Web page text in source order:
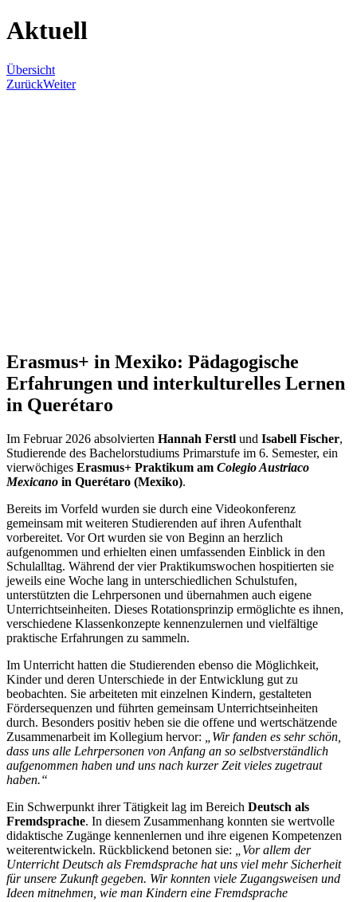
Aktuell
Übersicht
ZurückWeiter
Erasmus+ in Mexiko: Pädagogische
Erfahrungen und interkulturelles Lernen
in Querétaro
Im Februar 2026 absolvierten Hannah Ferstl und Isabell Fischer,
Studierende des Bachelorstudiums Primarstufe im 6. Semester, ein
vierwöchiges Erasmus+ Praktikum am Colegio Austriaco
Mexicano in Querétaro (Mexiko).
Bereits im Vorfeld wurden sie durch eine Videokonferenz
gemeinsam mit weiteren Studierenden auf ihren Aufenthalt
vorbereitet. Vor Ort wurden sie von Beginn an herzlich
aufgenommen und erhielten einen umfassenden Einblick in den
Schulalltag. Während der vier Praktikumswochen hospitierten sie
jeweils eine Woche lang in unterschiedlichen Schulstufen,
unterstützten die Lehrpersonen und übernahmen auch eigene
Unterrichtseinheiten. Dieses Rotationsprinzip ermöglichte es ihnen,
verschiedene Klassenkonzepte kennenzulernen und vielfältige
praktische Erfahrungen zu sammeln.
Im Unterricht hatten die Studierenden ebenso die Möglichkeit,
Kinder und deren Unterschiede in der Entwicklung gut zu
beobachten. Sie arbeiteten mit einzelnen Kindern, gestalteten
Fördersequenzen und führten gemeinsam Unterrichtseinheiten
durch. Besonders positiv heben sie die offene und wertschätzende
Zusammenarbeit im Kollegium hervor:
„Wir fanden es sehr schön,
dass uns alle Lehrpersonen von Anfang an so selbstverständlich
aufgenommen haben und uns nach kurzer Zeit vieles zugetraut
haben.“
Ein Schwerpunkt ihrer Tätigkeit lag im Bereich Deutsch als
Fremdsprache. In diesem Zusammenhang konnten sie wertvolle
didaktische Zugänge kennenlernen und ihre eigenen Kompetenzen
weiterentwickeln. Rückblickend betonen sie:
„Vor allem der
Unterricht Deutsch als Fremdsprache hat uns viel mehr Sicherheit
für unsere Zukunft gegeben. Wir konnten viele Zugangsweisen und
Ideen mitnehmen, wie man Kindern eine Fremdsprache